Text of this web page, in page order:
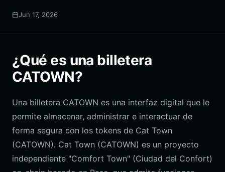
Jun 17, 2026
¿Qué es una billetera
CATOWN?
Una billetera CATOWN es una interfaz digital que le
permite almacenar, administrar e interactuar de
forma segura con los tokens de Cat Town
(CATOWN). Cat Town (CATOWN) es un proyecto
independiente "Comfort Town" (Ciudad del Confort)